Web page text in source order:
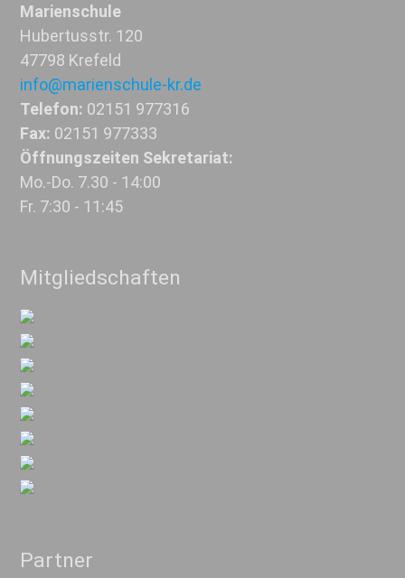
Marienschule
Hubertusstr. 120
47798 Krefeld
info@marienschule-kr.de
Telefon: 02151 977316
Fax: 02151 977333
Öffnungszeiten Sekretariat:
Mo.-Do. 7.30 - 14:00
Fr. 7:30 - 11:45
Mitgliedschaften
Partner